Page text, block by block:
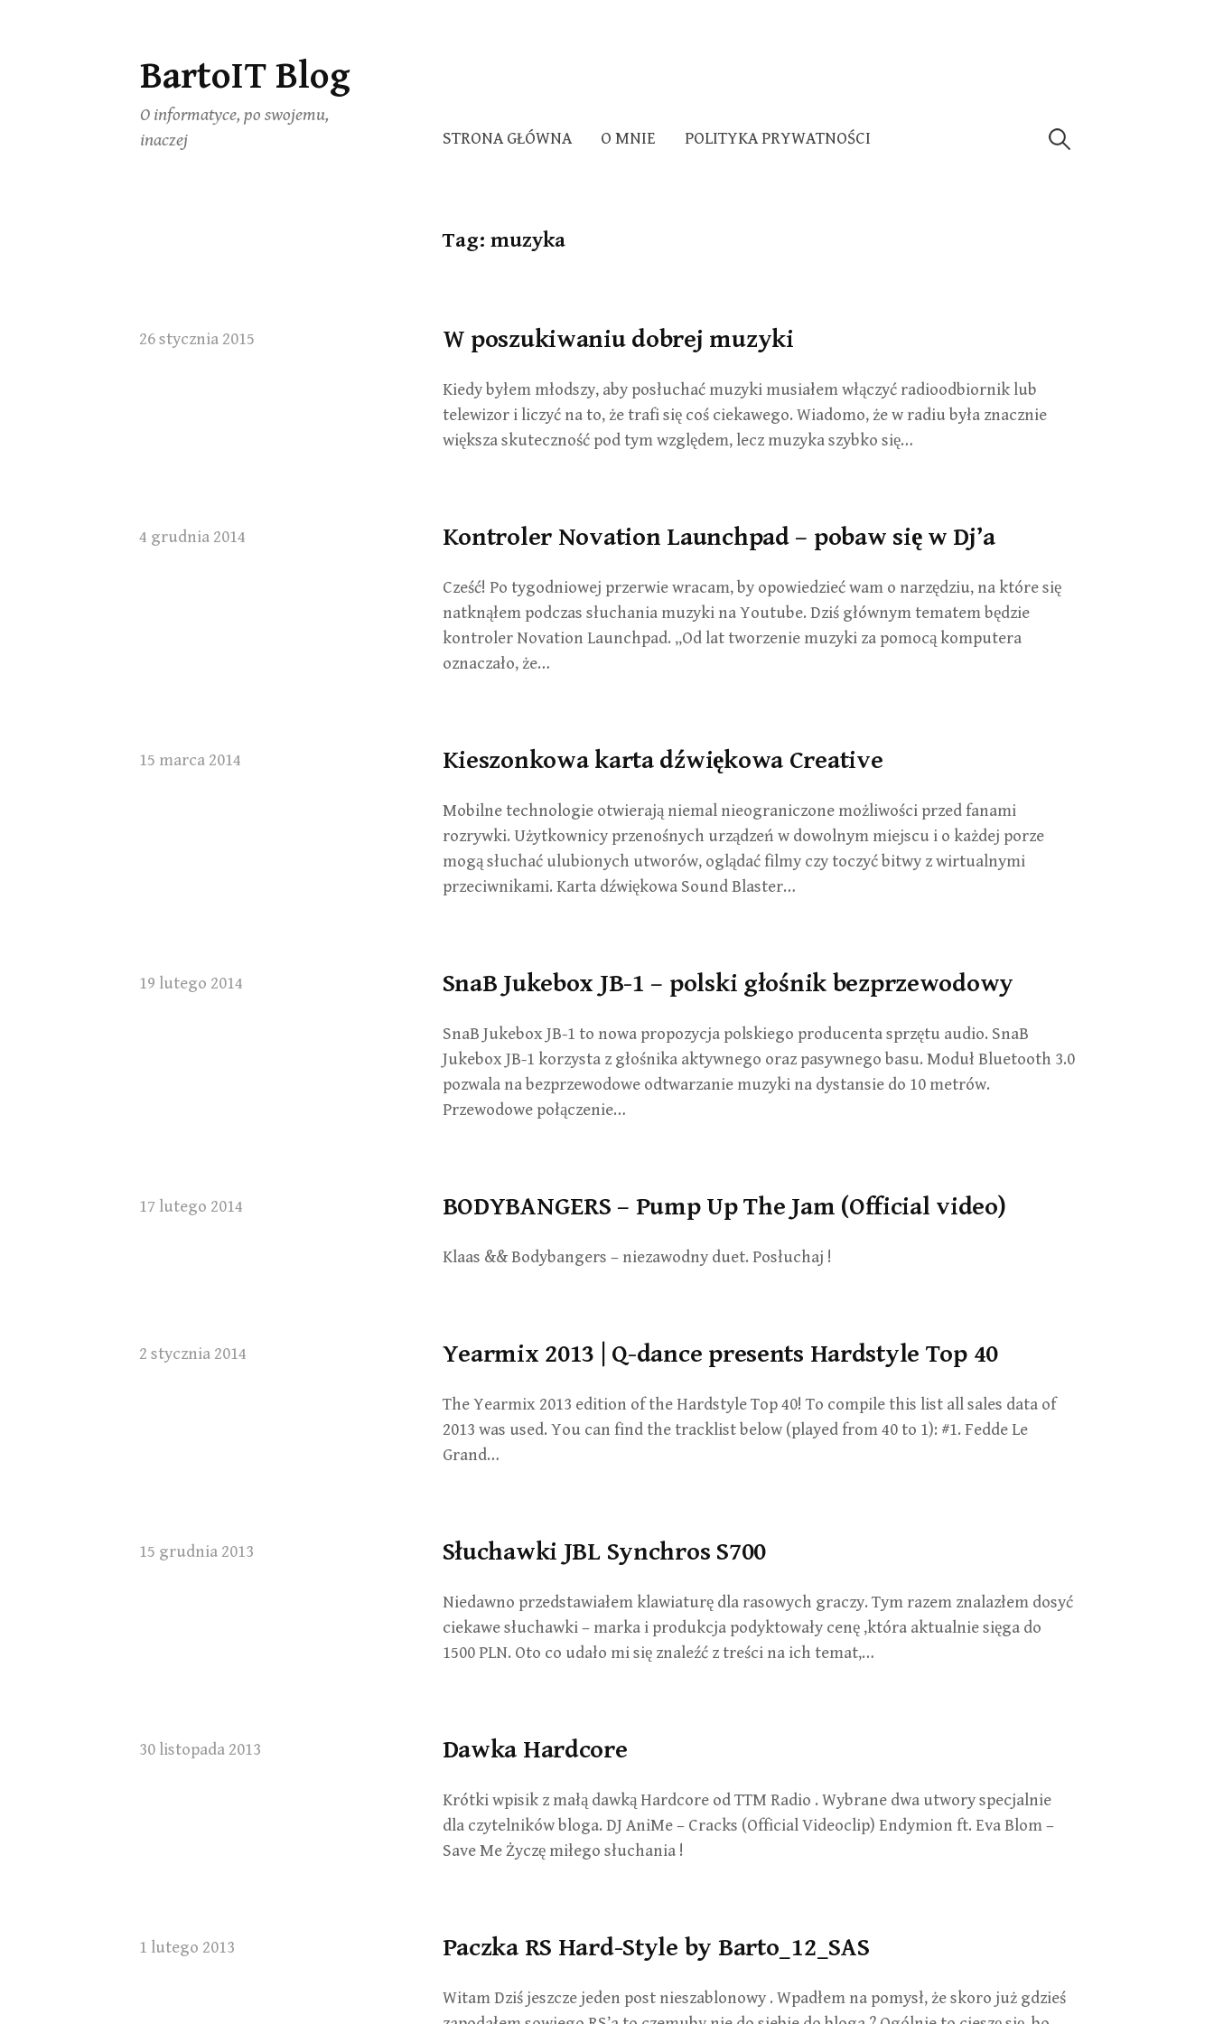
Skip
to
content
BartoIT Blog
O informatyce, po swojemu,
inaczej
STRONA GŁÓWNA O MNIE POLITYKA PRYWATNOŚCI Szukaj:
Tag: muzyka
26 stycznia 2015 W poszukiwaniu dobrej muzyki
Kiedy byłem młodszy, aby posłuchać muzyki musiałem włączyć radioodbiornik lub
telewizor i liczyć na to, że trafi się coś ciekawego. Wiadomo, że w radiu była znacznie
większa skuteczność pod tym względem, lecz muzyka szybko się…
4 grudnia 2014 Kontroler Novation Launchpad – pobaw się w Dj’a
Cześć! Po tygodniowej przerwie wracam, by opowiedzieć wam o narzędziu, na które się
natknąłem podczas słuchania muzyki na Youtube. Dziś głównym tematem będzie
kontroler Novation Launchpad. „Od lat tworzenie muzyki za pomocą komputera
oznaczało, że…
15 marca 2014 Kieszonkowa karta dźwiękowa Creative
Mobilne technologie otwierają niemal nieograniczone możliwości przed fanami
rozrywki. Użytkownicy przenośnych urządzeń w dowolnym miejscu i o każdej porze
mogą słuchać ulubionych utworów, oglądać filmy czy toczyć bitwy z wirtualnymi
przeciwnikami. Karta dźwiękowa Sound Blaster…
19 lutego 2014 SnaB Jukebox JB-1 – polski głośnik bezprzewodowy
SnaB Jukebox JB-1 to nowa propozycja polskiego producenta sprzętu audio. SnaB
Jukebox JB-1 korzysta z głośnika aktywnego oraz pasywnego basu. Moduł Bluetooth 3.0
pozwala na bezprzewodowe odtwarzanie muzyki na dystansie do 10 metrów.
Przewodowe połączenie…
17 lutego 2014 BODYBANGERS – Pump Up The Jam (Official video)
Klaas && Bodybangers – niezawodny duet. Posłuchaj !
2 stycznia 2014 Yearmix 2013 | Q-dance presents Hardstyle Top 40
The Yearmix 2013 edition of the Hardstyle Top 40! To compile this list all sales data of
2013 was used. You can find the tracklist below (played from 40 to 1): #1. Fedde Le
Grand…
15 grudnia 2013 Słuchawki JBL Synchros S700
Niedawno przedstawiałem klawiaturę dla rasowych graczy. Tym razem znalazłem dosyć
ciekawe słuchawki – marka i produkcja podyktowały cenę ,która aktualnie sięga do
1500 PLN. Oto co udało mi się znaleźć z treści na ich temat,…
30 listopada 2013 Dawka Hardcore
Krótki wpisik z małą dawką Hardcore od TTM Radio . Wybrane dwa utwory specjalnie
dla czytelników bloga. DJ AniMe – Cracks (Official Videoclip) Endymion ft. Eva Blom –
Save Me Życzę miłego słuchania !
1 lutego 2013 Paczka RS Hard-Style by Barto_12_SAS
Witam Dziś jeszcze jeden post nieszablonowy . Wpadłem na pomysł, że skoro już gdzieś